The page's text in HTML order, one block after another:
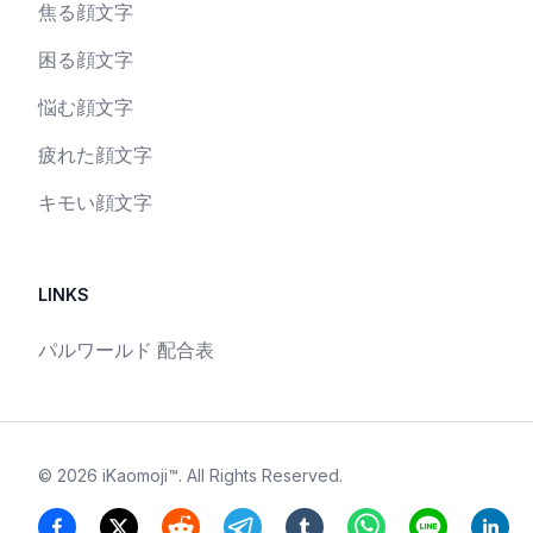
焦る顔文字
困る顔文字
悩む顔文字
疲れた顔文字
キモい顔文字
LINKS
パルワールド 配合表
© 2026 iKaomoji™. All Rights Reserved.